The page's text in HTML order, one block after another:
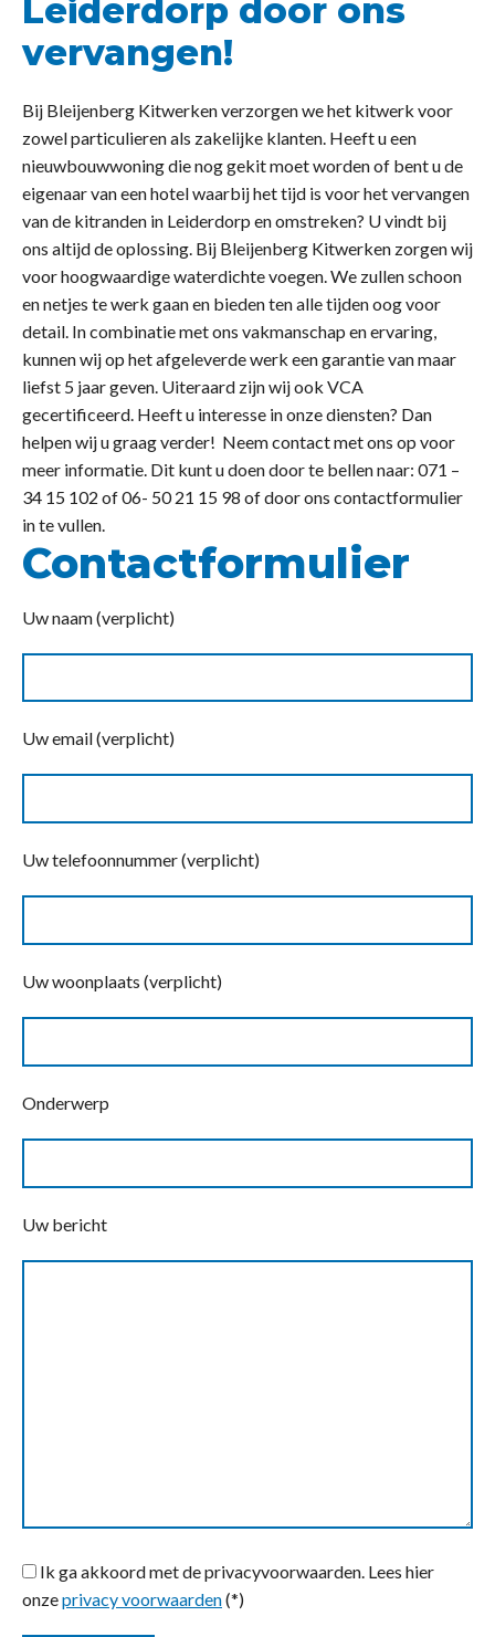
Leiderdorp door ons
vervangen!
Bij Bleijenberg Kitwerken verzorgen we het kitwerk voor
zowel particulieren als zakelijke klanten. Heeft u een
nieuwbouwwoning die nog gekit moet worden of bent u de
eigenaar van een hotel waarbij het tijd is voor het vervangen
van de kitranden in Leiderdorp en omstreken? U vindt bij
ons altijd de oplossing. Bij Bleijenberg Kitwerken zorgen wij
voor hoogwaardige waterdichte voegen. We zullen schoon
en netjes te werk gaan en bieden ten alle tijden oog voor
detail. In combinatie met ons vakmanschap en ervaring,
kunnen wij op het afgeleverde werk een garantie van maar
liefst 5 jaar geven. Uiteraard zijn wij ook VCA
gecertificeerd. Heeft u interesse in onze diensten? Dan
helpen wij u graag verder! Neem contact met ons op voor
meer informatie. Dit kunt u doen door te bellen naar: 071 –
34 15 102 of 06- 50 21 15 98 of door ons contactformulier
in te vullen.
Contactformulier
Uw naam (verplicht)
Uw email (verplicht)
Uw telefoonnummer (verplicht)
Uw woonplaats (verplicht)
Onderwerp
Uw bericht
Ik ga akkoord met de privacyvoorwaarden. Lees hier
onzeprivacy voorwaarden(*)